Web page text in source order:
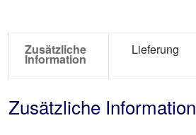
Zusätzliche
Information
Lieferung
Zusätzliche Information